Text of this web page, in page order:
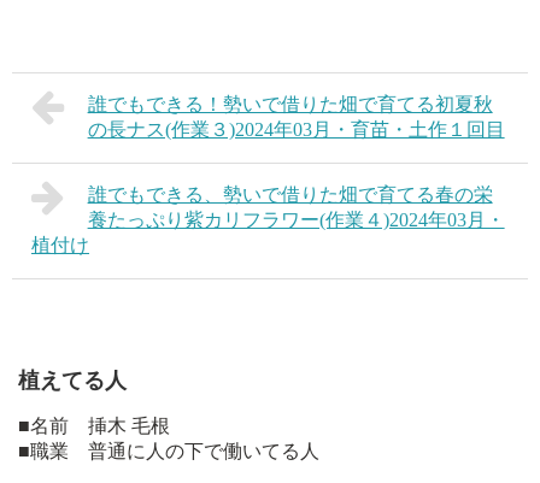
誰でもできる！勢いで借りた畑で育てる初夏秋
の長ナス(作業３)2024年03月・育苗・土作１回目
誰でもできる、勢いで借りた畑で育てる春の栄
養たっぷり紫カリフラワー(作業４)2024年03月・
植付け
植えてる人
■名前 挿木 毛根
■職業 普通に人の下で働いてる人